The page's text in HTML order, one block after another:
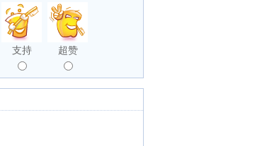
支持 超赞